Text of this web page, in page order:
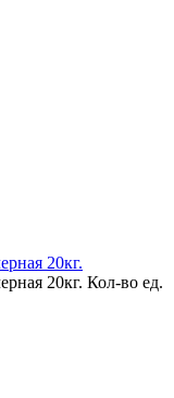
20кг.
20кг. Кол-во ед.